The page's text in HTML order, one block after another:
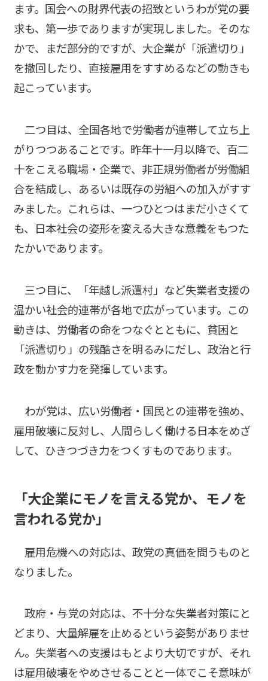
ます。国会への財界代表の招致というわが党の要
求も、第一歩でありますが実現しました。そのな
かで、まだ部分的ですが、大企業が「派遣切り」
を撤回したり、直接雇用をすすめるなどの動きも
起こっています。
二つ目は、全国各地で労働者が連帯して立ち上
がりつつあることです。昨年十一月以降で、百二
十をこえる職場・企業で、非正規労働者が労働組
合を結成し、あるいは既存の労組への加入がすす
みました。これらは、一つひとつはまだ小さくて
も、日本社会の姿形を変える大きな意義をもつた
たかいであります。
三つ目に、「年越し派遣村」など失業者支援の
温かい社会的連帯が各地で広がっています。この
動きは、労働者の命をつなぐとともに、貧困と
「派遣切り」の残酷さを明るみにだし、政治と行
政を動かす力を発揮しています。
わが党は、広い労働者・国民との連帯を強め、
雇用破壊に反対し、人間らしく働ける日本をめざ
して、ひきつづき力をつくすものであります。
「大企業にモノを言える党か、モノを
言われる党か」
雇用危機への対応は、政党の真価を問うものと
なりました。
政府・与党の対応は、不十分な失業者対策にと
どまり、大量解雇を止めるという姿勢がありませ
ん。失業者への支援はもとより大切ですが、それ
は雇用破壊をやめさせることと一体でこそ意味が